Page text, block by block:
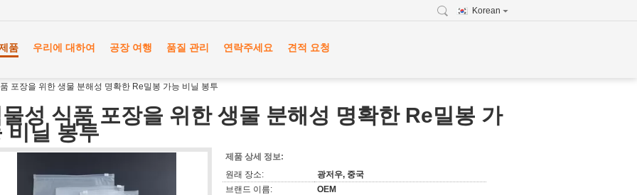
Korean
품 우리에 대하여 공장 여행 품질 관리 연락주세요 견적 요청
포장을 위한 생물 분해성 명확한 Re밀봉 가능 비닐 봉투
성 식품 포장을 위한 생물 분해성 명확한 Re밀봉 가
비닐 봉투
제품 상세 정보:
원래 장소:
광저우, 중국
브랜드 이름:
OEM